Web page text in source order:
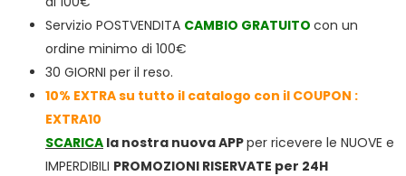
Servizio POSTVENDITA CAMBIO GRATUITO con un
ordine minimo di 100€
30 GIORNI per il reso.
10% EXTRA su tutto il catalogo con il COUPON :
EXTRA10
SCARICA la nostra nuova APPper ricevere le NUOVE e
IMPERDIBILI PROMOZIONI RISERVATE per 24H